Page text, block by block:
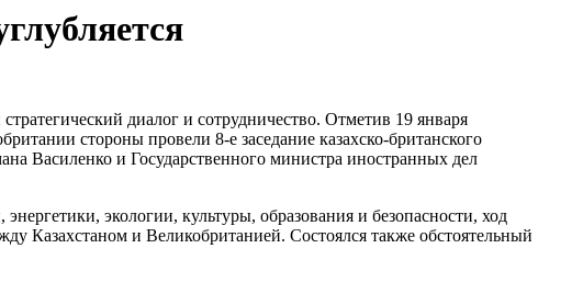
диалог и сотрудничество. Отметив 19 января
стороны провели 8-е заседание казахско-британского
Василенко и Государственного министра иностранных дел
экологии, культуры, образования и безопасности, ход
Казахстаном и Великобританией. Состоялся также обстоятельный